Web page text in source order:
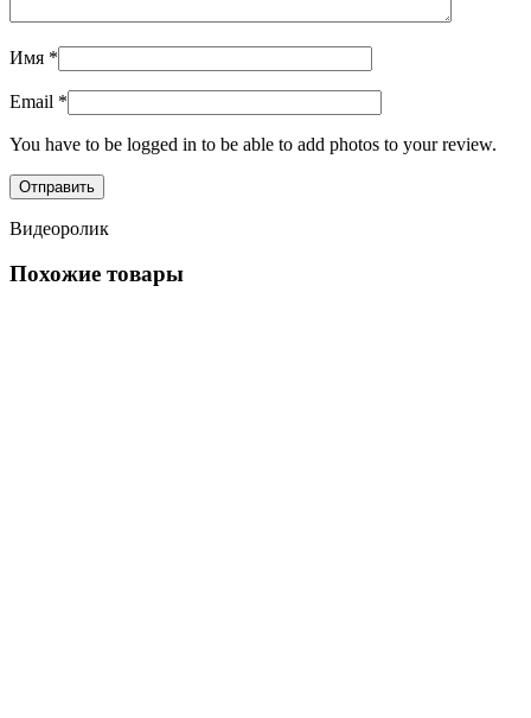
Имя *
Email *
You have to be logged in to be able to add photos to your review.
Видеоролик
Похожие товары